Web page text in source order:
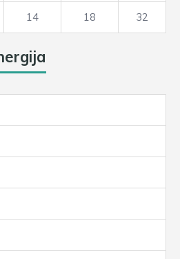
14 18 32